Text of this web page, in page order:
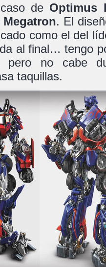
de Optimus
Megatron. El
como el del
al final… tengo
pero no cabe
taquillas.